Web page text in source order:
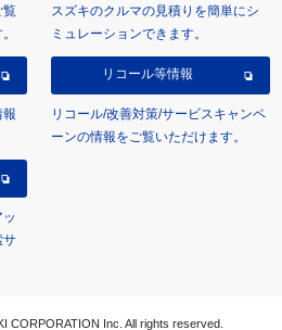
覧
スズキのクルマの見積りを簡単にシ
ミュレーションできます。
報
リコール等情報
リコール/改善対策/サービスキャンペ
ーンの情報をご覧いただけます。
サ
CORPORATION Inc. All rights reserved.